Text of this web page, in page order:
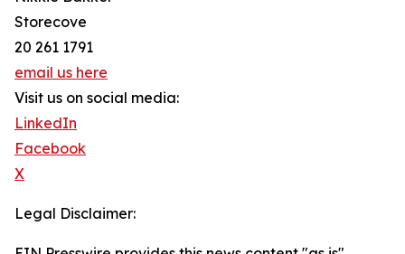
Storecove
20 261 1791
email us here
Visit us on social media:
LinkedIn
Facebook
X
Legal Disclaimer: